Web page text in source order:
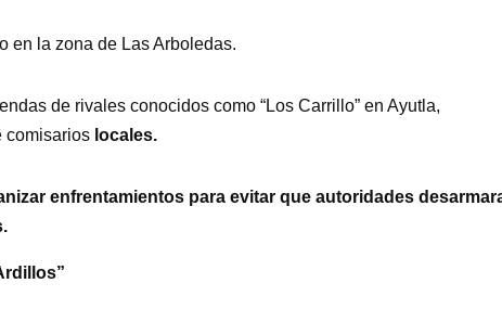
en la zona de Las Arboledas.
de rivales conocidos como “Los Carrillo” en Ayutla,
comisarios locales.
enfrentamientos para evitar que autoridades